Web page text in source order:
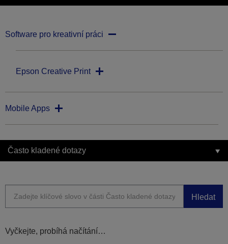
Software pro kreativní práci
Epson Creative Print
Mobile Apps
Často kladené dotazy
Hledat
Vyčkejte, probíhá načítání…